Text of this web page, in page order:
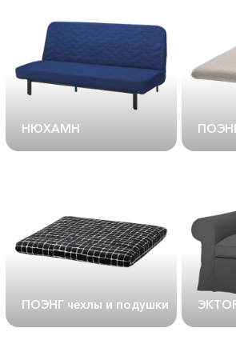
НЮХАМН
ПОЭНГ чехлы и подушки